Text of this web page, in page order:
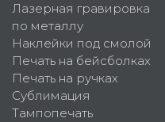
Лазерная гравировка
по металлу
Наклейки под смолой
Печать на бейсболках
Печать на ручках
Сублимация
Тампопечать